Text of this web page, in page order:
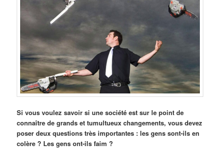
Si vous voulez savoir si une société est sur le point de
connaître de grands et tumultueux changements, vous devez
poser deux questions très importantes : les gens sont-ils en
colère ? Les gens ont-ils faim ?